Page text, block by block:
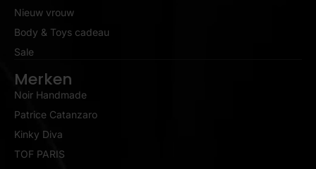
Nieuw vrouw
Body & Toys cadeau
Sale
Merken
Noir Handmade
Patrice Catanzaro
Kinky Diva
TOF PARIS